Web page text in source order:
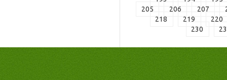
205
206 207
218
219
220
230